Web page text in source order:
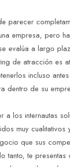
parecer
empresa, pero
evalúa a largo
de atracción es
incluso
dentro de su
a los internautas
muy
que sus
tanto, te